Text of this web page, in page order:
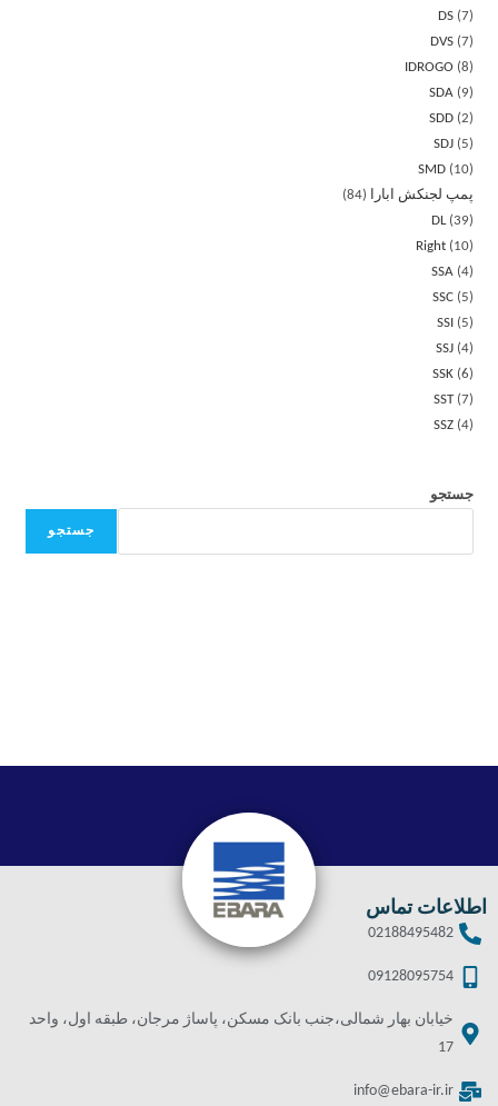
DS 7
DVS 7
IDROGO
8
SDA
9
SDD 2
SDJ
5
SMD
10
پمپ لجنکش ابارا
84
DL 39
Right
10
SSA 4
SSC
5
SSI
5
SSJ 4
SSK 6
SST 7
SSZ 4
جستجو
جستجو
اطلاعات تماس
02188495482
09128095754
خیابان بهار شمالی،جنب بانک مسکن، پاساژ مرجان، طبقه اول، واحد
17
info@ebara-ir.ir